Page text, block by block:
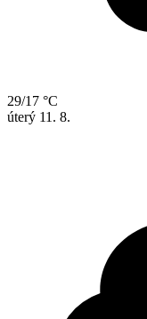
29/17 °C
úterý 11. 8.